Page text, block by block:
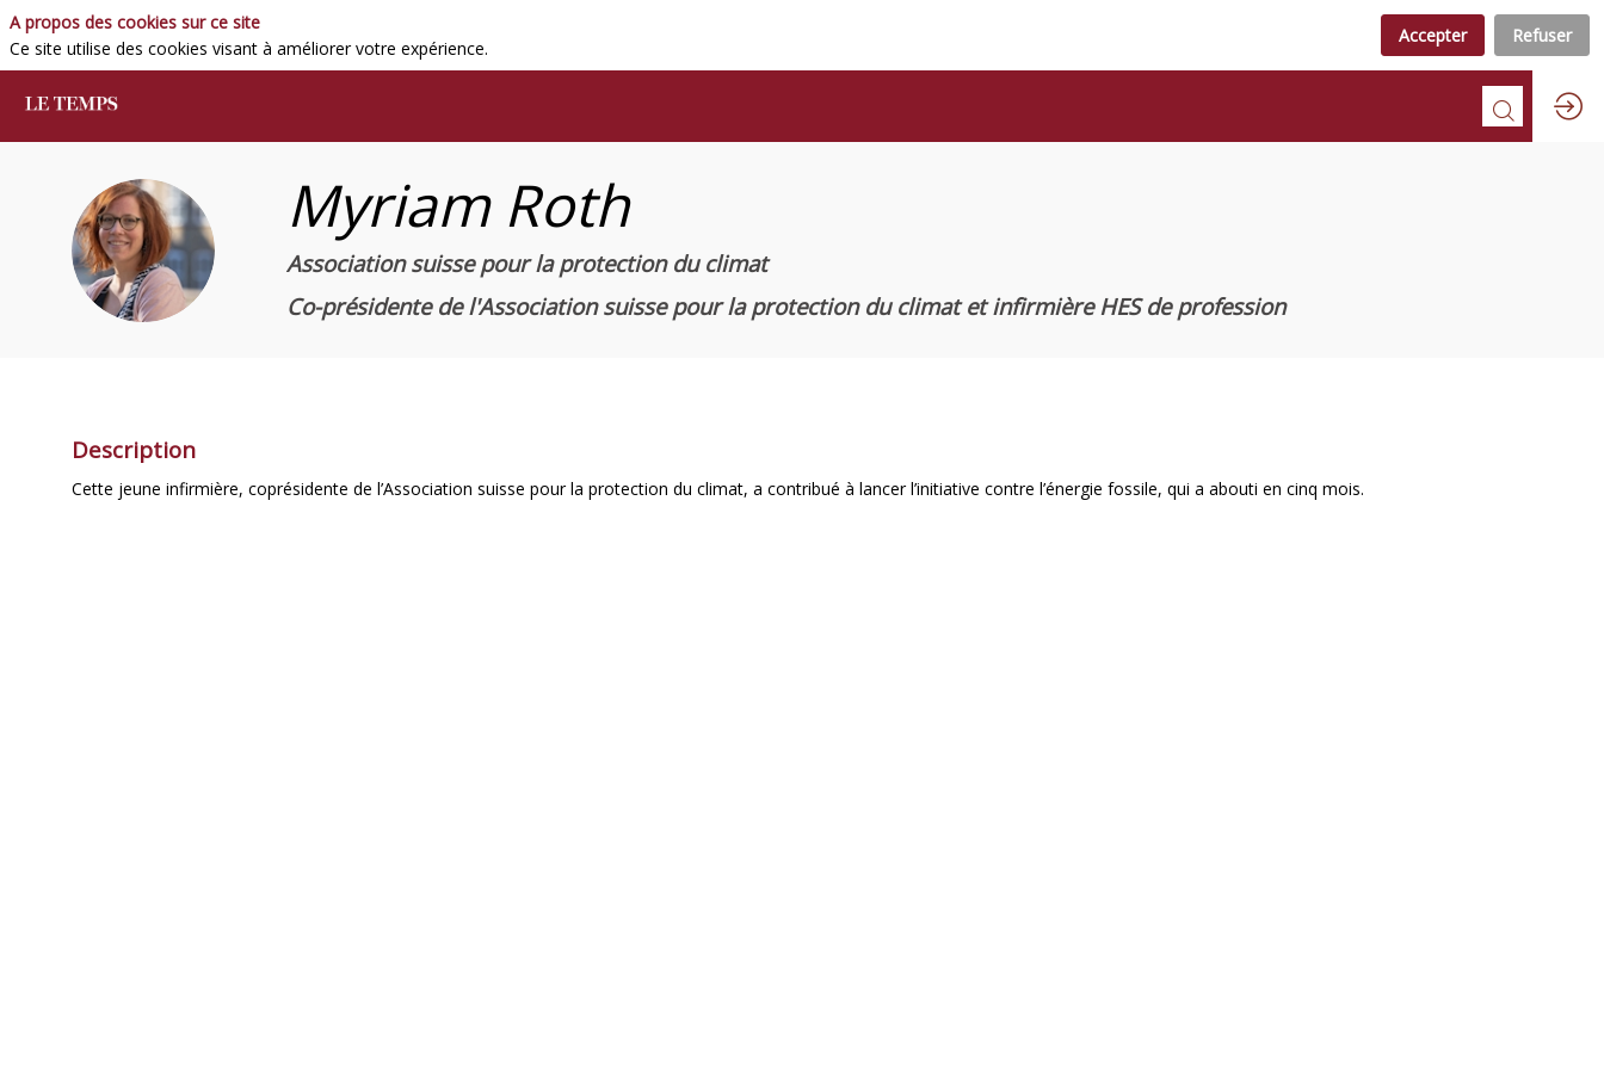
MR
Myriam Roth
Association suisse pour la protection du climat
Co-présidente de l'Association suisse pour la protection du climat et infirmière HES de profession
Description
Cette jeune infirmière, coprésidente de l’Association suisse pour la protection du climat, a contribué à lancer l’initiative contre l’énergie fossile, qui a abouti en cinq mois.
A propos des cookies sur ce site
Ce site utilise des cookies visant à améliorer votre expérience.
Accepter Refuser